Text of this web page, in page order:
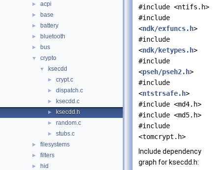
► acpi
► base
► battery
► bluetooth
► bus
▼ crypto
▼ ksecdd
► crypt.c
► dispatch.c
► ksecdd.c
► ksecdd.h
► random.c
► stubs.c
► filesystems
► filters
► hid
#include <ntifs.h>
#include
<ndk/exfuncs.h>
#include
<ndk/ketypes.h>
#include
<pseh/pseh2.h>
#include
<ntstrsafe.h>
#include <md4.h>
#include <md5.h>
#include
<tomcrypt.h>
Include dependency
graph for ksecdd.h: